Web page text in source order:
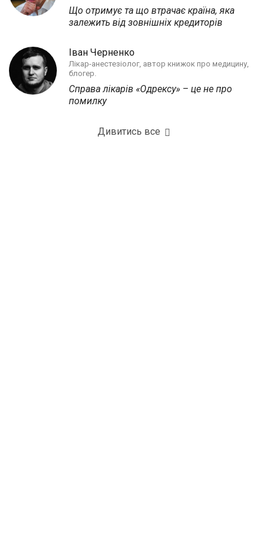
Що отримує та що втрачає країна, яка
залежить від зовнішніх кредиторів
Іван Черненко
Лікар-анестезіолог, автор книжок про медицину,
блогер.
Справа лікарів «Одрексу» – це не про
помилку
Дивитись все